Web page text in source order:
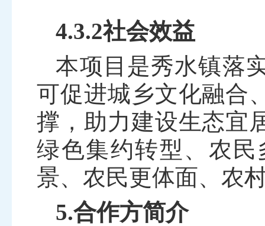
4.3.2社会效益
本项目是秀水镇落
可促进城乡文化融合
撑，助力建设生态宜
绿色集约转型、农
景、农民更体面、农
5.合作方简介